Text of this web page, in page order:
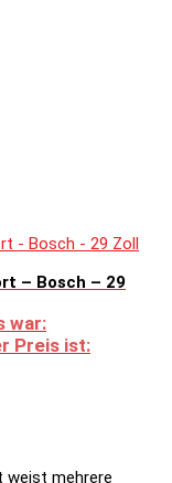
– Bosch – 29
war:
Preis ist:
weist mehrere